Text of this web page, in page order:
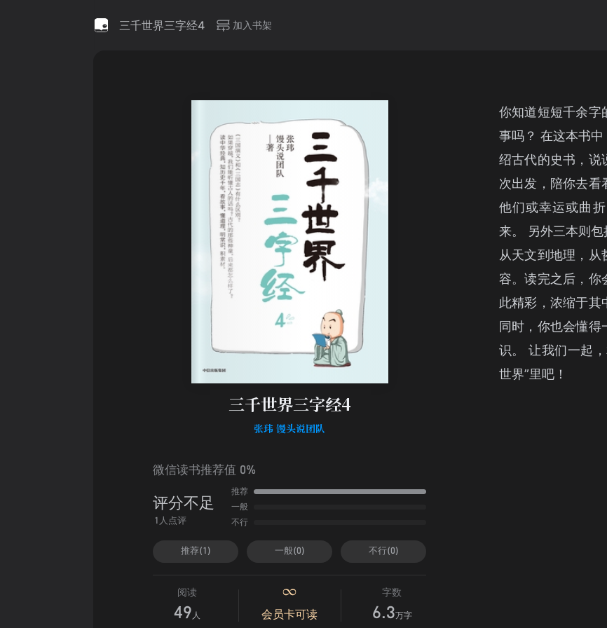
三千世界三字经4 加入书架
三千世界三字经4
张玮 馒头说团队
微信读书推荐值 0%
评分不足
1人点评
推荐
一般
不行
推荐(1) 一般(0) 不行(0)
阅读
49 人 会员卡可读
字数
6.3万字
你知道短短千余字
事吗？ 在这本书
绍古代的史书，说
次出发，陪你去看
他们或幸运或曲
来。 另外三本则包
从天文到地理，从
容。读完之后，你
此精彩，浓缩于其
同时，你也会懂
识。 让我们一起
世界”里吧！